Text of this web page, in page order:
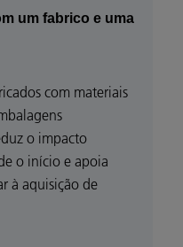
um fabrico e uma
com materiais
o impacto
o início e apoia
à aquisição de